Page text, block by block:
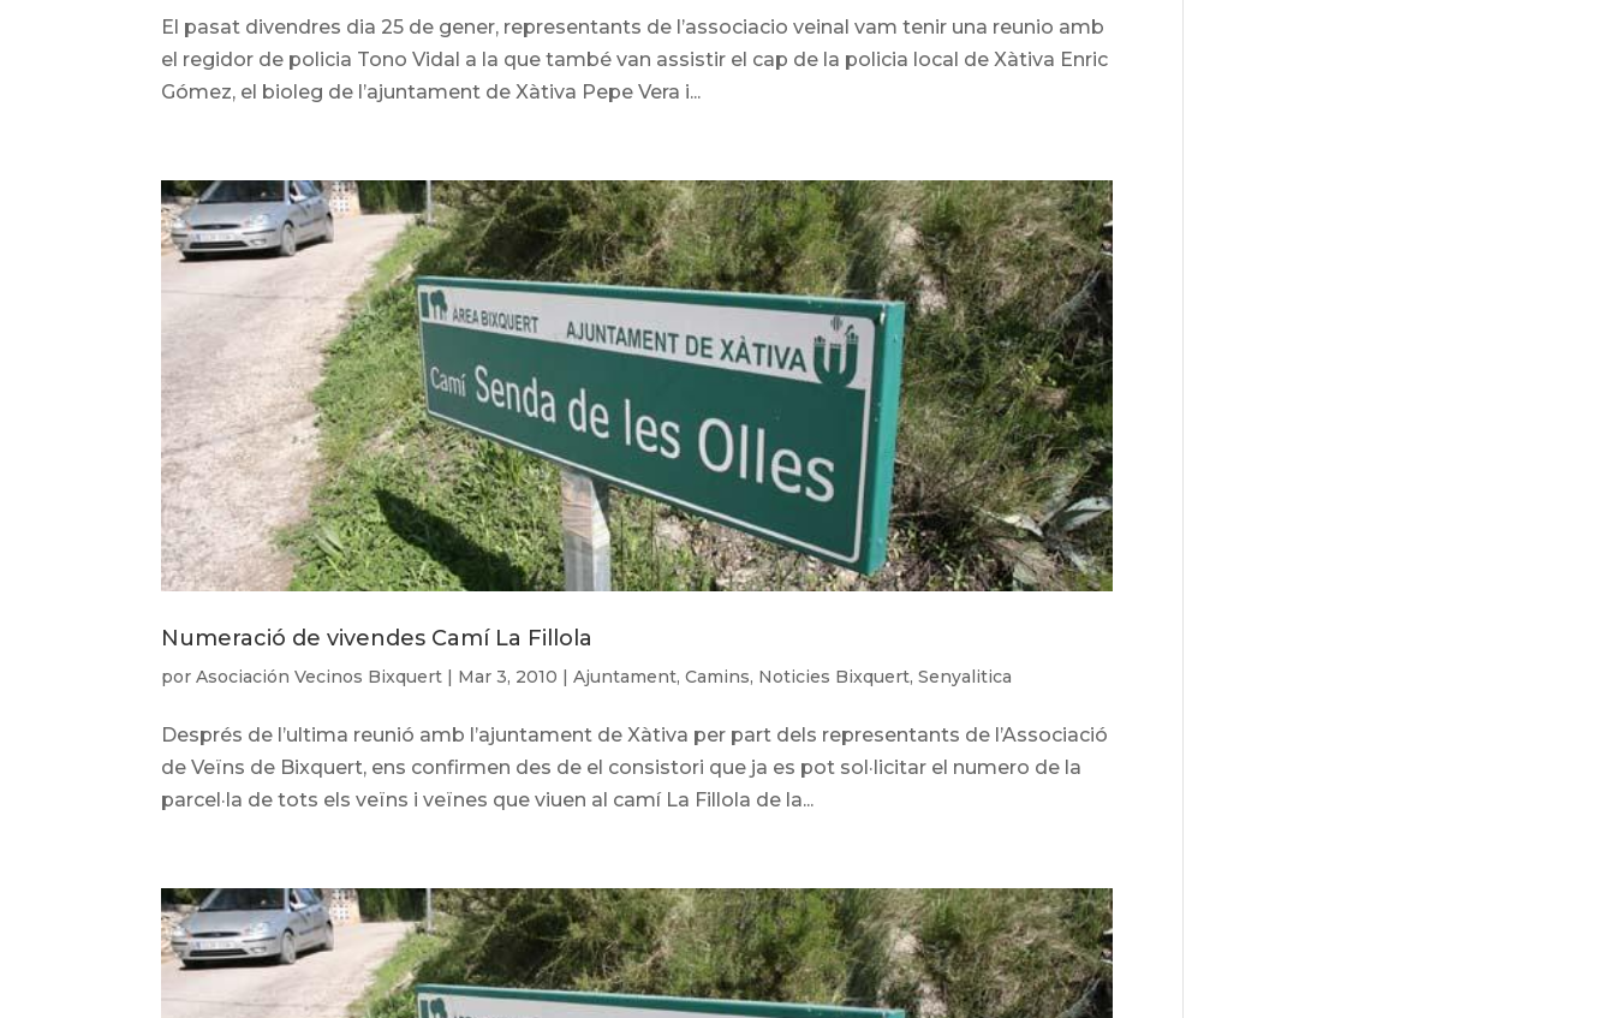
El pasat divendres dia 25 de gener, representants de l’associacio veinal vam tenir una reunio amb
el regidor de policia Tono Vidal a la que també van assistir el cap de la policia local de Xàtiva Enric
Gómez, el bioleg de l’ajuntament de Xàtiva Pepe Vera i...
Numeració de vivendes Camí La Fillola
porAsociación Vecinos Bixquert | Mar 3, 2010 |Ajuntament,Camins, Noticies Bixquert,Senyalitica
Després de l’ultima reunió amb l’ajuntament de Xàtiva per part dels representants de l’Associació
de Veïns de Bixquert, ens confirmen des de el consistori que ja es pot sol·licitar el numero de la
parcel·la de tots els veïns i veïnes que viuen al camí La Fillola de la...